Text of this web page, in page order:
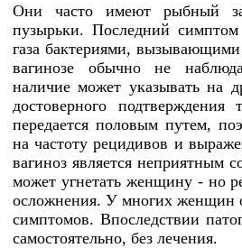
Они часто имеют рыбный
пузырьки. Последний
газа бактериями,
вагинозе обычно не
наличие может указывать на
достоверного подтверждения
передается половым путем,
на частоту рецидивов и
вагиноз является неприятным
может угнетать женщину - но
осложнения. У многих женщин
симптомов. Впоследствии
самостоятельно, без лечения.